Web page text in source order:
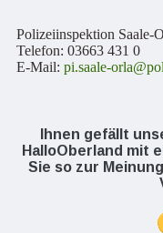
Polizeiinspektion Saale-
Telefon: 03663 431 0
E-Mail: pi.saale-
Ihnen gefällt
HalloOberland mit
Sie so zur